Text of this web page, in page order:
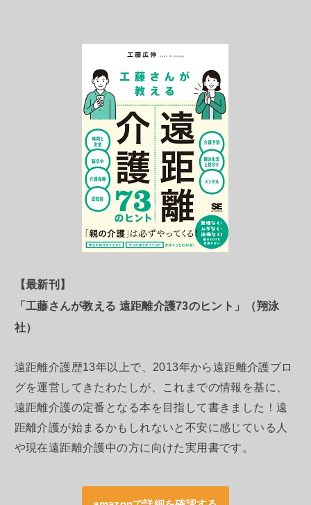
【最新刊】
「工藤さんが教える 遠距離介護73のヒント」（翔泳
社）
遠距離介護歴13年以上で、2013年から遠距離介護ブロ
グを運営してきたわたしが、これまでの情報を基に、
遠距離介護の定番となる本を目指して書きました！遠
距離介護が始まるかもしれないと不安に感じている人
や現在遠距離介護中の方に向けた実用書です。